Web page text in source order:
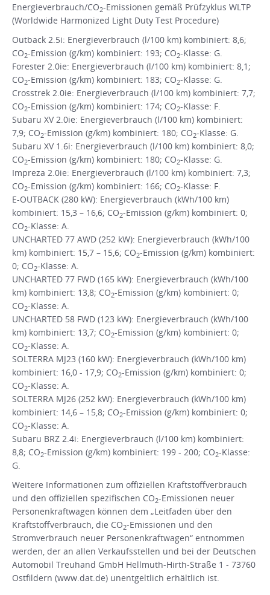
Energieverbrauch/CO2-Emissionen gemäß Prüfzyklus WLTP
(Worldwide Harmonized Light Duty Test Procedure)
Outback 2.5i: Energieverbrauch (l/100 km) kombiniert: 8,6;
CO2-Emission (g/km) kombiniert: 193; CO2-Klasse: G.
Forester 2.0ie: Energieverbrauch (l/100 km) kombiniert: 8,1;
CO2-Emission (g/km) kombiniert: 183; CO2-Klasse: G.
Crosstrek 2.0ie: Energieverbrauch (l/100 km) kombiniert: 7,7;
CO2-Emission (g/km) kombiniert: 174; CO2-Klasse: F.
Subaru XV 2.0ie: Energieverbrauch (l/100 km) kombiniert:
7,9; CO2-Emission (g/km) kombiniert: 180; CO2-Klasse: G.
Subaru XV 1.6i: Energieverbrauch (l/100 km) kombiniert: 8,0;
CO2-Emission (g/km) kombiniert: 180; CO2-Klasse: G.
Impreza 2.0ie: Energieverbrauch (l/100 km) kombiniert: 7,3;
CO2-Emission (g/km) kombiniert: 166; CO2-Klasse: F.
E-OUTBACK (280 kW): Energieverbrauch (kWh/100 km)
kombiniert: 15,3 – 16,6; CO2-Emission (g/km) kombiniert: 0;
CO2-Klasse: A.
UNCHARTED 77 AWD (252 kW): Energieverbrauch (kWh/100
km) kombiniert: 15,7 – 15,6; CO2-Emission (g/km) kombiniert:
0; CO2-Klasse: A.
UNCHARTED 77 FWD (165 kW): Energieverbrauch (kWh/100
km) kombiniert: 13,8; CO2-Emission (g/km) kombiniert: 0;
CO2-Klasse: A.
UNCHARTED 58 FWD (123 kW): Energieverbrauch (kWh/100
km) kombiniert: 13,7; CO2-Emission (g/km) kombiniert: 0;
CO2-Klasse: A.
SOLTERRA MJ23 (160 kW): Energieverbrauch (kWh/100 km)
kombiniert: 16,0 - 17,9; CO2-Emission (g/km) kombiniert: 0;
CO2-Klasse: A.
SOLTERRA MJ26 (252 kW): Energieverbrauch (kWh/100 km)
kombiniert: 14,6 – 15,8; CO2-Emission (g/km) kombiniert: 0;
CO2-Klasse: A.
Subaru BRZ 2.4i: Energieverbrauch (l/100 km) kombiniert:
8,8; CO2-Emission (g/km) kombiniert: 199 - 200; CO2-Klasse:
G.
Weitere Informationen zum offiziellen Kraftstoffverbrauch
und den offiziellen spezifischen CO2-Emissionen neuer
Personenkraftwagen können dem „Leitfaden über den
Kraftstoffverbrauch, die CO2-Emissionen und den
Stromverbrauch neuer Personenkraftwagen“ entnommen
werden, der an allen Verkaufsstellen und bei der Deutschen
Automobil Treuhand GmbH Hellmuth-Hirth-Straße 1 - 73760
Ostfildern (www.dat.de) unentgeltlich erhältlich ist.